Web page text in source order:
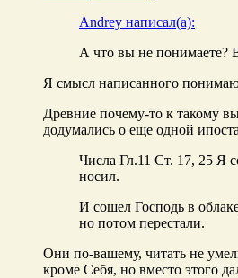
Andrey написал(а):
А что вы не понимаете?
Я смысл написанного
Древние почему-то к такому
додумались о еще одной
Числа Гл.11 Ст. 17, 25 Я
носил.
И сошел Господь в
но потом перестали.
Они по-вашему, читать не
кроме Себя, но вместо этого